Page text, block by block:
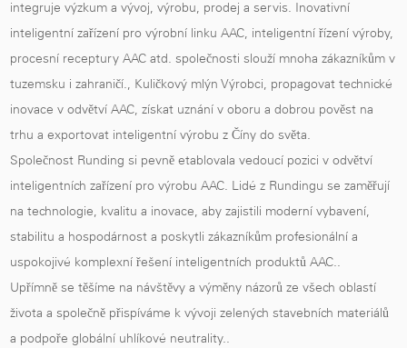
integruje výzkum a vývoj, výrobu, prodej a servis. Inovativní
inteligentní zařízení pro výrobní linku AAC, inteligentní řízení výroby,
procesní receptury AAC atd. společnosti slouží mnoha zákazníkům v
tuzemsku i zahraničí., Kuličkový mlýn Výrobci, propagovat technické
inovace v odvětví AAC, získat uznání v oboru a dobrou pověst na
trhu a exportovat inteligentní výrobu z Číny do světa.
Společnost Runding si pevně etablovala vedoucí pozici v odvětví
inteligentních zařízení pro výrobu AAC. Lidé z Rundingu se zaměřují
na technologie, kvalitu a inovace, aby zajistili moderní vybavení,
stabilitu a hospodárnost a poskytli zákazníkům profesionální a
uspokojivé komplexní řešení inteligentních produktů AAC..
Upřímně se těšíme na návštěvy a výměny názorů ze všech oblastí
života a společně přispíváme k vývoji zelených stavebních materiálů
a podpoře globální uhlíkové neutrality..